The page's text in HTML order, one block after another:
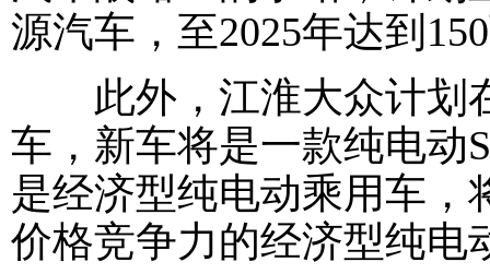
源汽车，至2025年达到
此外，江淮大众计划
车，新车将是一款纯电动
是经济型纯电动乘用车，
价格竞争力的经济型纯电